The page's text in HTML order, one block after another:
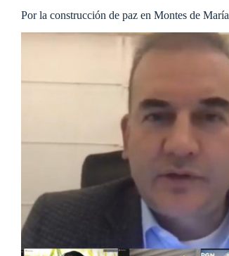
Por la construcción de paz en Montes de María